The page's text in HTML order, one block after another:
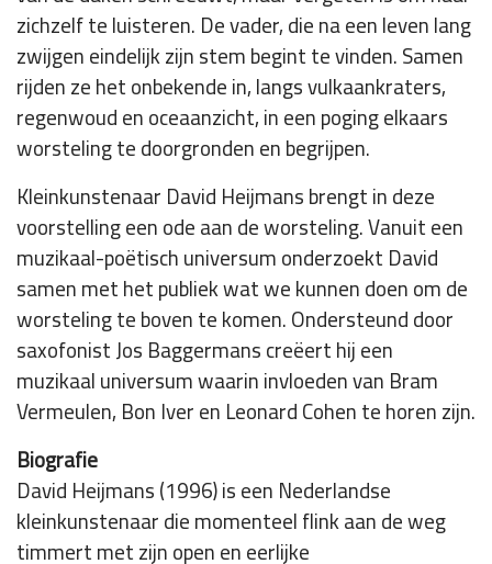
zichzelf te luisteren. De vader, die na een leven lang
zwijgen eindelijk zijn stem begint te vinden. Samen
rijden ze het onbekende in, langs vulkaankraters,
regenwoud en oceaanzicht, in een poging elkaars
worsteling te doorgronden en begrijpen.
Kleinkunstenaar David Heijmans brengt in deze
voorstelling een ode aan de worsteling. Vanuit een
muzikaal-poëtisch universum onderzoekt David
samen met het publiek wat we kunnen doen om de
worsteling te boven te komen. Ondersteund door
saxofonist Jos Baggermans creëert hij een
muzikaal universum waarin invloeden van Bram
Vermeulen, Bon Iver en Leonard Cohen te horen zijn.
Biografie
David Heijmans (1996) is een Nederlandse
kleinkunstenaar die momenteel flink aan de weg
timmert met zijn open en eerlijke